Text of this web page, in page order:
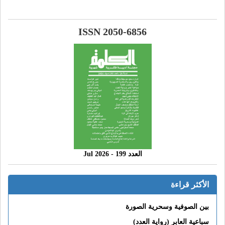
ISSN 2050-6856
العدد 199 - 2026 Jul
الأكثر قراءة
بين الصوفية وسحرية الصورة
سباعية العابر (رواية العدد)